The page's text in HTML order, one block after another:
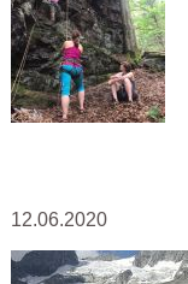
12.06.2020